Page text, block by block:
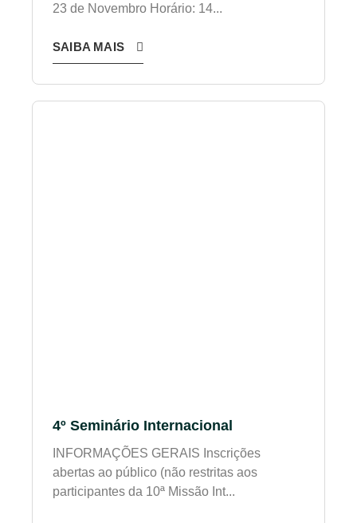
23 de Novembro Horário: 14...
SAIBA MAIS
4º Seminário Internacional
INFORMAÇÕES GERAIS Inscrições
abertas ao público (não restritas aos
participantes da 10ª Missão Int...